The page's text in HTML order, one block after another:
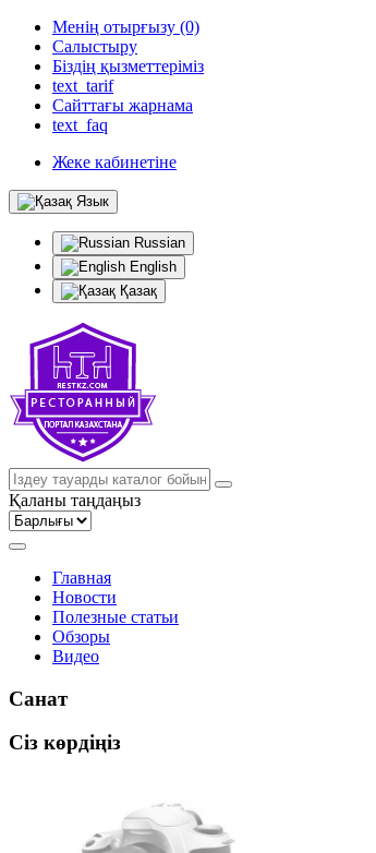
Менің отырғызу (0)
Салыстыру
Біздің қызметтеріміз
text_tarif
Сайттағы жарнама
text_faq
Жеке кабинетіне
Язык
Russian
English
Қазақ
Қаланы таңдаңыз
Главная
Новости
Полезные статьи
Обзоры
Видео
Санат
Сіз көрдіңіз